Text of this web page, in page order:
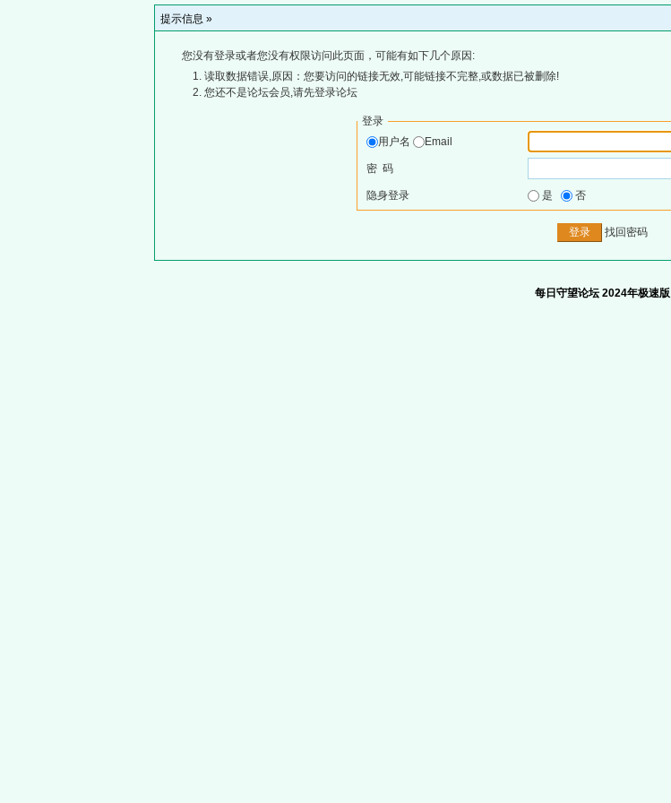
提示信息 »
您没有登录或者您没有权限访问此页面，可能有如下几个原因:
读取数据错误,原因：您要访问的链接无效,可能链接不完整,或数据已被删除!
您还不是论坛会员,请先登录论坛
登录
用户名
Email
密 码
隐身登录 是 否
找回密码
每日守望论坛 2024年极速版